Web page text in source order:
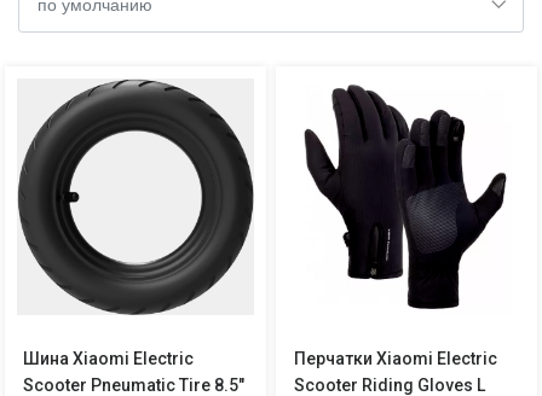
Шина Xiaomi Electric
Scooter Pneumatic Tire 8.5"
Перчатки Xiaomi Electric
Scooter Riding Gloves L